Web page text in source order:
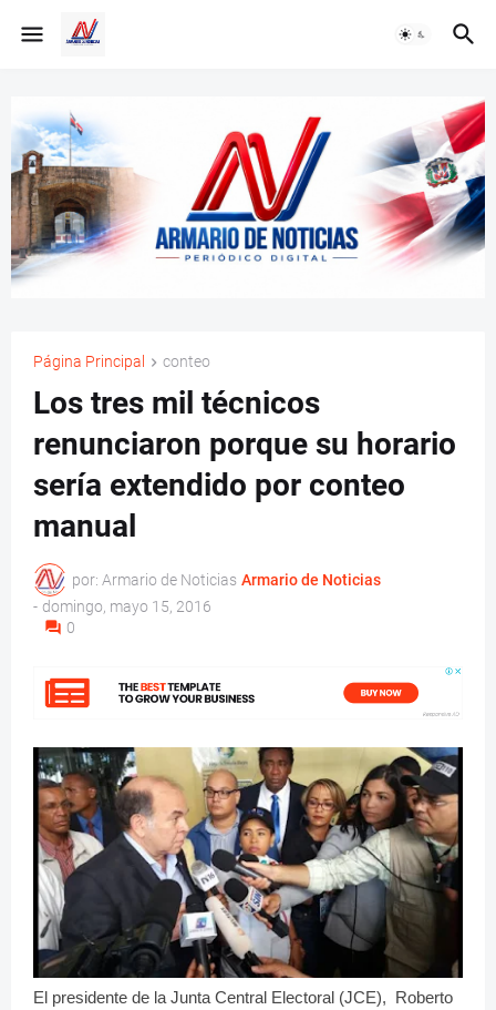
Página Principal conteo
Los tres mil técnicos
renunciaron porque su horario
sería extendido por conteo
manual
por: Armario de Noticias Armario de Noticias
- domingo, mayo 15, 2016
0
El presidente de la Junta Central Electoral (JCE), Roberto